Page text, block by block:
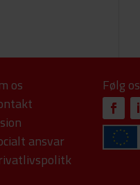
os
ansvar
Følg os